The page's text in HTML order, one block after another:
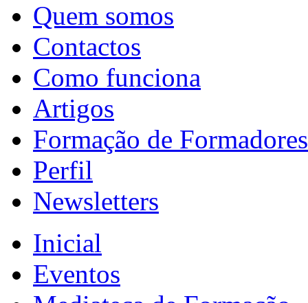
Quem somos
Contactos
Como funciona
Artigos
Formação de Formadores
Perfil
Newsletters
Inicial
Eventos